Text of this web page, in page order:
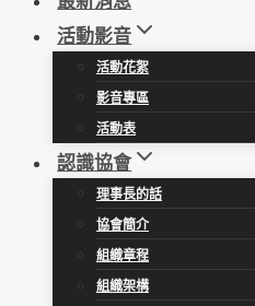
活動影音
活動花絮
影音專區
活動表
認識協會
理事長的話
協會簡介
組織章程
組織架構